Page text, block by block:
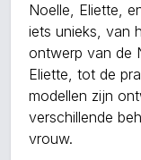
Noelle, Eliette,
iets unieks, van
ontwerp van de
Eliette, tot de
modellen zijn
verschillende
vrouw.